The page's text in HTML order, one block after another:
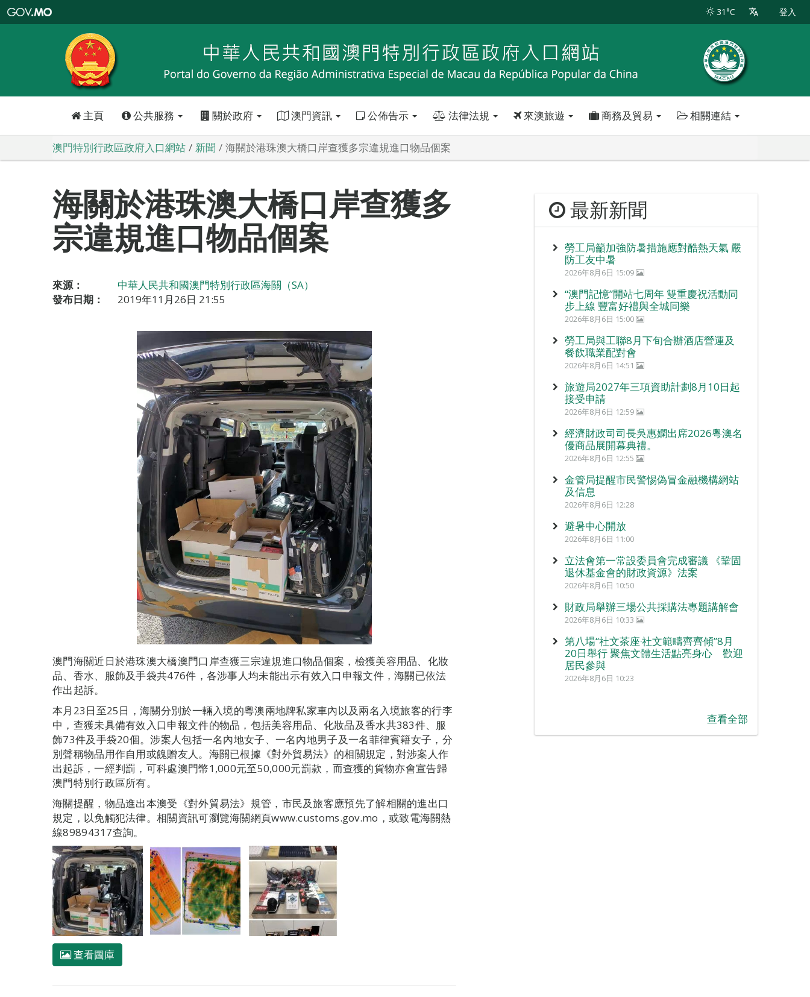
特
政
區
政
口
31°C 登入
主頁 公共服務 關於政府 澳門資訊 公佈告示 法律法規 來澳旅遊 商務及貿易 相關連結
澳門特別行政區政府入口網站 新聞 海關於港珠澳大橋口岸查獲多宗違規進口物品個案
海關於港珠澳大橋口岸查獲多
宗違規進口物品個案
來源：
中華人民共和國澳門特別行政區海關（SA）
發布日期：
2019年11月26日 21:55
澳門海關近日於港珠澳大橋澳門口岸查獲三宗違規進口物品個案，檢獲美容用品、化妝
品、香水、服飾及手袋共476件，各涉事人均未能出示有效入口申報文件，海關已依法
作出起訴。
本月23日至25日，海關分別於一輛入境的粵澳兩地牌私家車內以及兩名入境旅客的行李
中，查獲未具備有效入口申報文件的物品，包括美容用品、化妝品及香水共383件、服
飾73件及手袋20個。涉案人包括一名內地女子、一名內地男子及一名菲律賓籍女子，分
別聲稱物品用作自用或餽贈友人。海關已根據《對外貿易法》的相關規定，對涉案人作
出起訴，一經判罰，可科處澳門幣1,000元至50,000元罰款，而查獲的貨物亦會宣告歸
澳門特別行政區所有。
海關提醒，物品進出本澳受《對外貿易法》規管，市民及旅客應預先了解相關的進出口
規定，以免觸犯法律。相關資訊可瀏覽海關網頁www.customs.gov.mo，或致電海關熱
線89894317查詢。
查看圖庫
最新新聞
勞工局籲加強防暑措施應對酷熱天氣 嚴
防工友中暑
2026年8月6日 15:09
“澳門記憶”開站七周年 雙重慶祝活動同
步上線 豐富好禮與全城同樂
2026年8月6日 15:00
勞工局與工聯8月下旬合辦酒店營運及
餐飲職業配對會
2026年8月6日 14:51
旅遊局2027年三項資助計劃8月10日起
接受申請
2026年8月6日 12:59
經濟財政司司長吳惠嫻出席2026粵澳名
優商品展開幕典禮。
2026年8月6日 12:55
金管局提醒市民警惕偽冒金融機構網站
及信息
2026年8月6日 12:28
避暑中心開放
2026年8月6日 11:00
立法會第一常設委員會完成審議 《鞏固
退休基金會的財政資源》法案
2026年8月6日 10:50
財政局舉辦三場公共採購法專題講解會
2026年8月6日 10:33
第八場“社文茶座‧社文範疇齊齊傾”8月
20日舉行 聚焦文體生活點亮身心 歡迎
居民參與
2026年8月6日 10:23
查看全部